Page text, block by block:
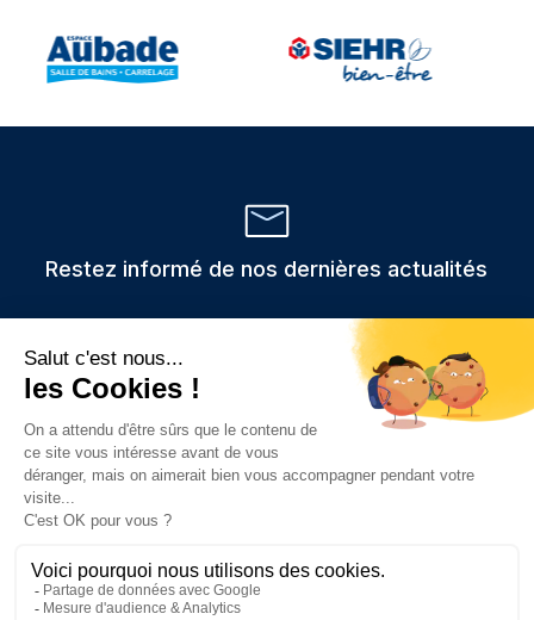
Restez informé de nos dernières actualités
Veuillez
laisser
ce
champ
vide.
Les informations recueillies via ce formulaire sont stockées et
utilisées uniquement pour traiter votre demande,
conformément au RGPD.